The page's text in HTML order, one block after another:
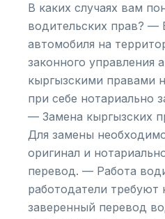
В каких случаях вам
водительских прав? —
автомобиля на
законного управления
кыргызскими правами
при себе нотариально
— Замена кыргызских
Для замены
оригинал и
перевод. — Работа
работодатели требуют
заверенный перевод